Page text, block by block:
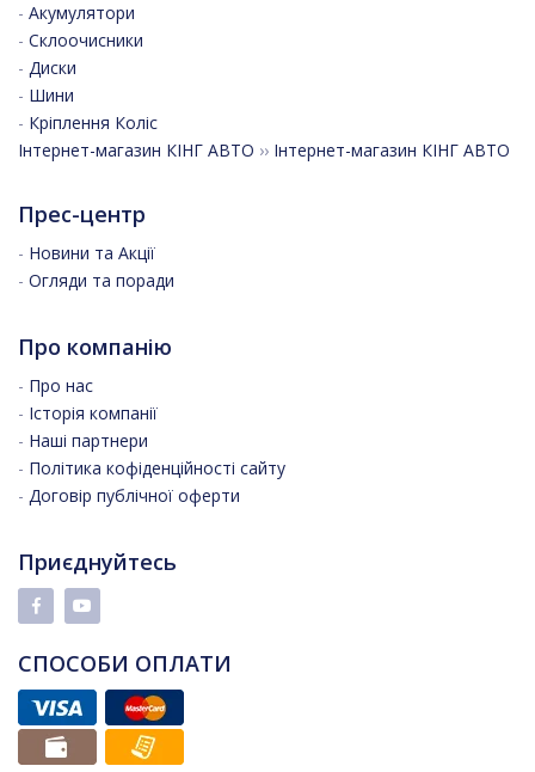
- Акумулятори
- Склоочисники
- Диски
- Шини
- Кріплення Коліс
Інтернет-магазин КІНГ АВТО ›› Інтернет-магазин КІНГ АВТО
Прес-центр
- Новини та Акції
- Огляди та поради
Про компанію
- Про нас
- Історія компанії
- Наші партнери
- Політика кофіденційності сайту
- Договір публічної оферти
Приєднуйтесь
СПОСОБИ ОПЛАТИ